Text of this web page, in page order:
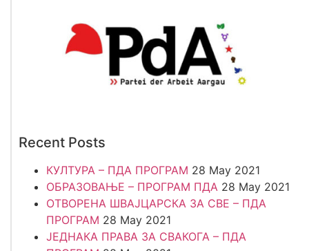
Recent Posts
КУЛТУРА – ПДА ПРОГРАМ 28 May 2021
ОБРАЗОВАЊЕ – ПРОГРАМ ПДА 28 May 2021
ОТВОРЕНА ШВАЈЦАРСКА ЗА СВЕ – ПДА
ПРОГРАМ 28 May 2021
ЈЕДНАКА ПРАВА ЗА СВАКОГА – ПДА